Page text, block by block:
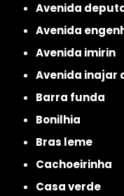
avenida
avenida
avenida imirin
avenida inajar
barra funda
bonilhia
bras leme
cachoeirinha
casa verde